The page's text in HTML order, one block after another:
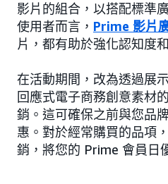
影片的組合，以搭配標準
使用者而言， Prime 影片
片，都有助於強化認知度
在活動期間，改為透過展
回應式電子商務創意素材
銷。這可確保之前與您品
惠。對於經常購買的品項
銷，將您的 Prime 會員日